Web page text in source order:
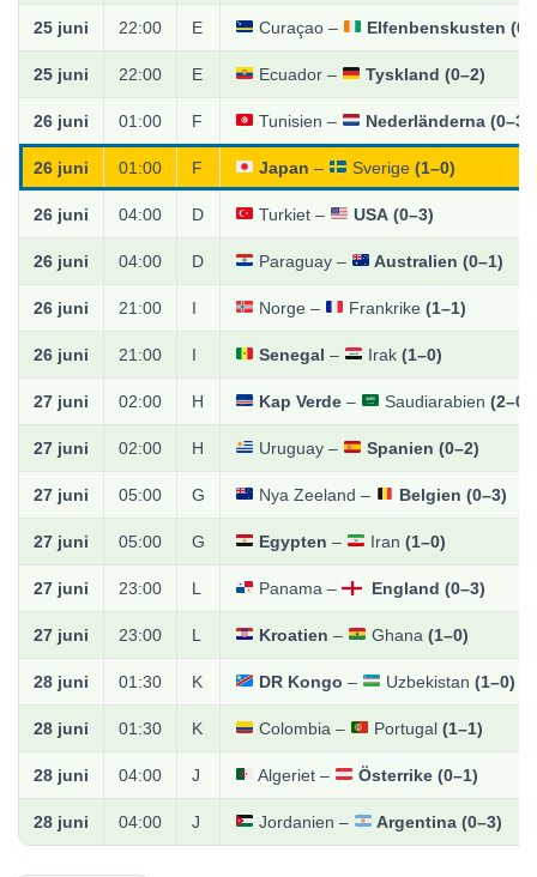
25 juni 22:00 E Curaçao – Elfenbenskusten
25 juni 22:00 E Ecuador – Tyskland (0–2)
26 juni 01:00 F Tunisien – Nederländerna (0–3)
26 juni 01:00 F Japan – Sverige (1–0)
26 juni 04:00 D Turkiet – USA (0–3)
26 juni 04:00 D Paraguay – Australien (0–1)
26 juni 21:00 I Norge – Frankrike (1–1)
26 juni 21:00 I Senegal – Irak (1–0)
27 juni 02:00 H Kap Verde– Saudiarabien (2–0)
27 juni 02:00 H Uruguay – Spanien (0–2)
27 juni 05:00 G Nya Zeeland – Belgien (0–3)
27 juni 05:00 G Egypten – Iran (1–0)
27 juni 23:00 L Panama – England (0–3)
27 juni 23:00 L Kroatien – Ghana (1–0)
28 juni 01:30 K DR Kongo – Uzbekistan (1–0)
28 juni 01:30 K Colombia – Portugal (1–1)
28 juni 04:00 J Algeriet – Österrike (0–1)
28 juni 04:00 J Jordanien – Argentina (0–3)